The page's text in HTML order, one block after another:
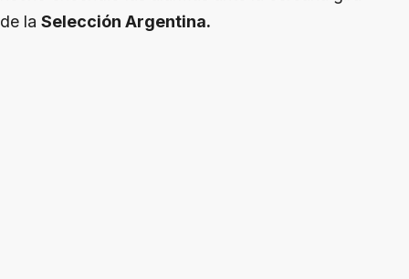
de la Selección Argentina.